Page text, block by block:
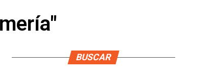
BUSCAR